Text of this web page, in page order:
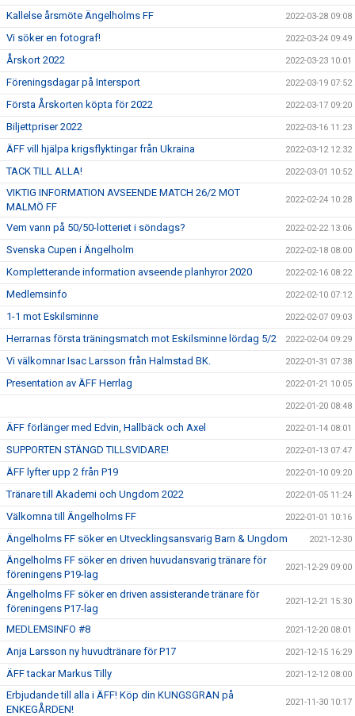
Kallelse årsmöte Ängelholms FF 2022-03-28 09:08
Vi söker en fotograf! 2022-03-24 09:49
Årskort 2022 2022-03-23 10:01
Föreningsdagar på Intersport 2022-03-19 07:52
Första Årskorten köpta för 2022 2022-03-17 09:20
Biljettpriser 2022 2022-03-16 11:23
ÄFF vill hjälpa krigsflyktingar från Ukraina 2022-03-12 12:32
TACK TILL ALLA! 2022-03-01 10:52
VIKTIG INFORMATION AVSEENDE MATCH 26/2 MOT
MALMÖ FF
2022-02-24 10:28
Vem vann på 50/50-lotteriet i söndags? 2022-02-22 13:06
Svenska Cupen i Ängelholm 2022-02-18 08:00
Kompletterande information avseende planhyror 2020 2022-02-16 08:22
Medlemsinfo 2022-02-10 07:12
1-1 mot Eskilsminne 2022-02-07 09:03
Herrarnas första träningsmatch mot Eskilsminne lördag 5/2 2022-02-04 09:29
Vi välkomnar Isac Larsson från Halmstad BK. 2022-01-31 07:38
Presentation av ÄFF Herrlag 2022-01-21 10:05
2022-01-20 08:48
ÄFF förlänger med Edvin, Hallbäck och Axel 2022-01-14 08:01
SUPPORTEN STÄNGD TILLSVIDARE! 2022-01-13 07:47
ÄFF lyfter upp 2 från P19 2022-01-10 09:20
Tränare till Akademi och Ungdom 2022 2022-01-05 11:24
Välkomna till Ängelholms FF 2022-01-01 10:16
Ängelholms FF söker en Utvecklingsansvarig Barn & Ungdom 2021-12-30
Ängelholms FF söker en driven huvudansvarig tränare för
föreningens P19-lag
2021-12-29 09:00
Ängelholms FF söker en driven assisterande tränare för
föreningens P17-lag
2021-12-21 15:30
MEDLEMSINFO #8 2021-12-20 08:01
Anja Larsson ny huvudtränare för P17 2021-12-15 16:29
ÄFF tackar Markus Tilly 2021-12-12 08:00
Erbjudande till alla i ÄFF! Köp din KUNGSGRAN på
ENKEGÅRDEN!
2021-11-30 10:17